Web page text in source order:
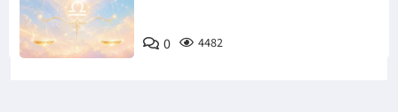
0 4482